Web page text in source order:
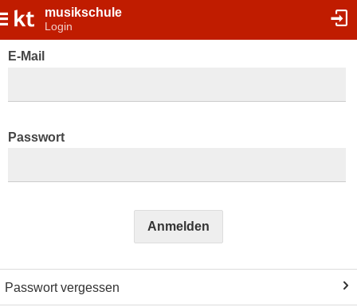
musikschule
Login
E-Mail
Passwort
Anmelden
Passwort vergessen